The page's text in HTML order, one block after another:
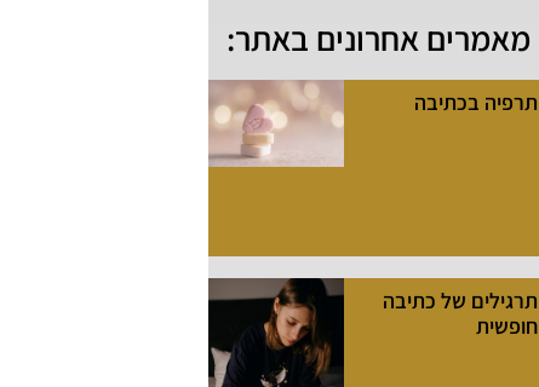
מאמרים אחרונים באתר:
תרפיה בכתיבה
תרגילים של כתיבה
חופשית